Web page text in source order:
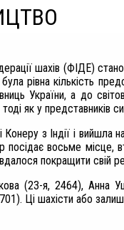
шахів (ФІДЕ)
рівна кількість
України, а до
як у представників
з Індії і вийшла
восьме місце,
покращити свій
(23-я, 2464), Анна
. Ці шахісти або